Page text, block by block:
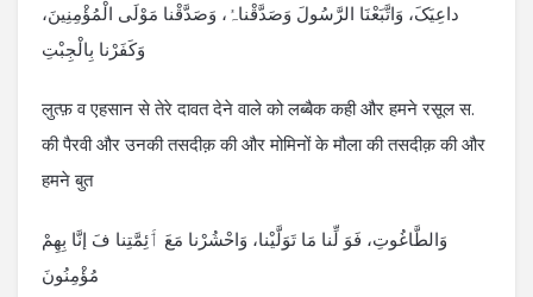
داعِیَکَ، وَاتَّبَعْنَا الرَّسُولَ وَصَدَّقْناہُ، وَصَدَّقْنا مَوْلَی الْمُؤْمِنِینَ،
وَکَفَرْنا بِالْجِبْتِ
लुत्फ़ व एहसान से तेरे दावत देने वाले को लब्बैक कही और हमने रसूल स.
की पैरवी और उनकी तसदीक़ की और मोमिनों के मौला की तसदीक़ की और
हमने बुत
وَالطَّاغُوتِ، فَوَ لِّنا مَا تَوَلَّیْنا، وَاحْشُرْنا مَعَ ٲَئِمَّتِنا فَ إنَّا بِھِمْ
مُؤْمِنُونَ